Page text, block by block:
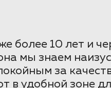
более 10 лет и
мы знаем
за
в удобной зоне